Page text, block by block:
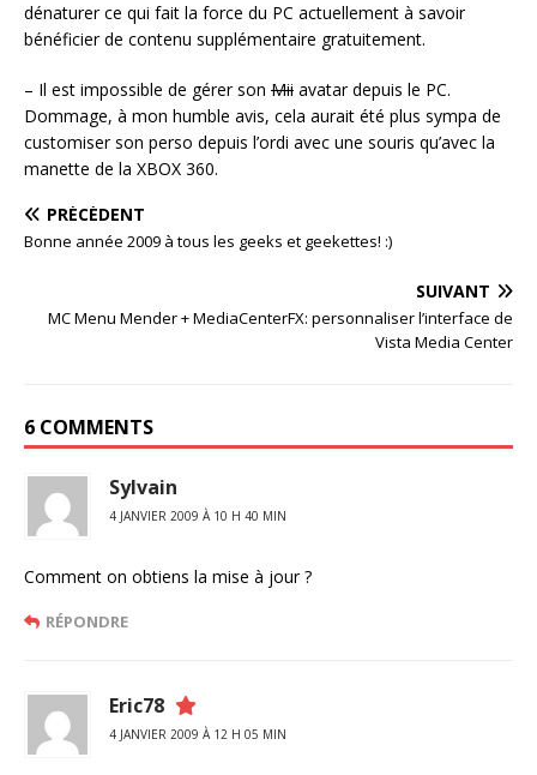
dénaturer ce qui fait la force du PC actuellement à savoir
bénéficier de contenu supplémentaire gratuitement.
– Il est impossible de gérer son Mii avatar depuis le PC.
Dommage, à mon humble avis, cela aurait été plus sympa de
customiser son perso depuis l’ordi avec une souris qu’avec la
manette de la XBOX 360.
PRÉCÉDENT
Bonne année 2009 à tous les geeks et geekettes! :)
SUIVANT
MC Menu Mender + MediaCenterFX: personnaliser l’interface de
Vista Media Center
6 COMMENTS
Sylvain
4 JANVIER 2009 À 10 H 40 MIN
Comment on obtiens la mise à jour ?
RÉPONDRE
Eric78
4 JANVIER 2009 À 12 H 05 MIN